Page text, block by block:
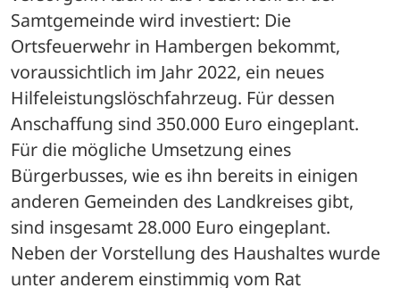
Samtgemeinde wird investiert: Die
Ortsfeuerwehr in Hambergen bekommt,
voraussichtlich im Jahr 2022, ein neues
Hilfeleistungslöschfahrzeug. Für dessen
Anschaffung sind 350.000 Euro eingeplant.
Für die mögliche Umsetzung eines
Bürgerbusses, wie es ihn bereits in einigen
anderen Gemeinden des Landkreises gibt,
sind insgesamt 28.000 Euro eingeplant.
Neben der Vorstellung des Haushaltes wurde
unter anderem einstimmig vom Rat